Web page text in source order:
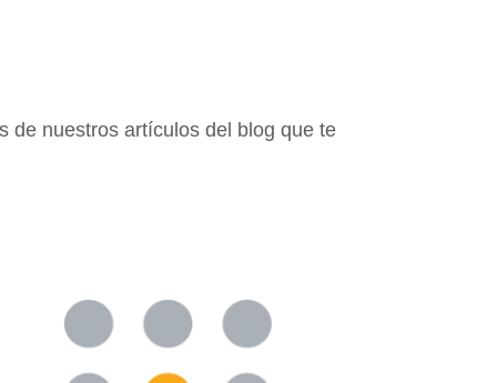
de nuestros artículos del blog que te